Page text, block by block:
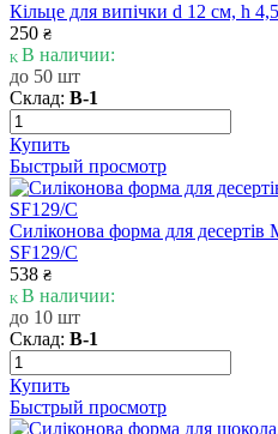
Кільце для випічки d 12 см, h
250 ₴
В наличии:
до 50 шт
Склад: В-1
Купить
Быстрый просмотр
Силіконова форма для
SF129/C
538 ₴
В наличии:
до 10 шт
Склад: В-1
Купить
Быстрый просмотр